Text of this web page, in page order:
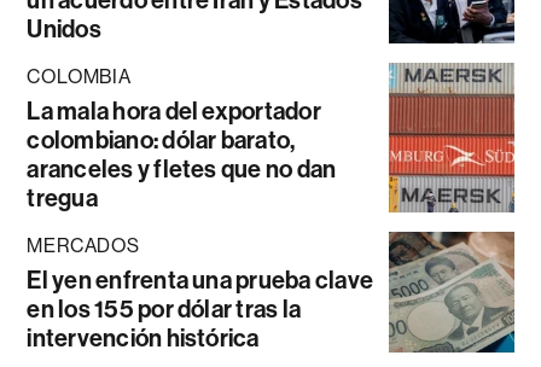
Unidos
COLOMBIA
La mala hora del exportador
colombiano: dólar barato,
aranceles y fletes que no dan
tregua
MERCADOS
El yen enfrenta una prueba clave
en los 155 por dólar tras la
intervención histórica